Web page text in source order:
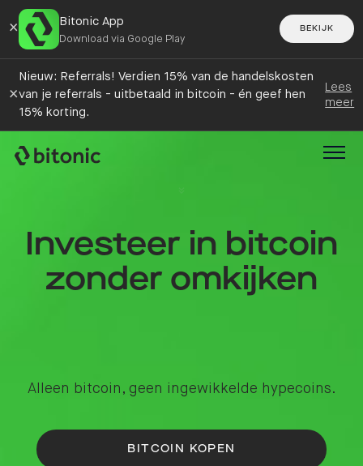
× Bitonic App
Download via Google Play
BEKIJK
×
Nieuw: Referrals! Verdien 15% van de handelskosten
van je referrals - uitbetaald in bitcoin - én geef hen
15% korting.
Lees
meer
Investeer in bitcoin
zonder omkijken
Alleen bitcoin, geen ingewikkelde hypecoins.
BITCOIN KOPEN